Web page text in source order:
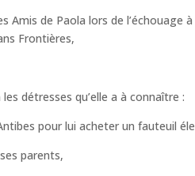
Amis de Paola lors de
Frontières,
détresses qu’elle a à connaître :
pour lui acheter un fauteuil
parents,